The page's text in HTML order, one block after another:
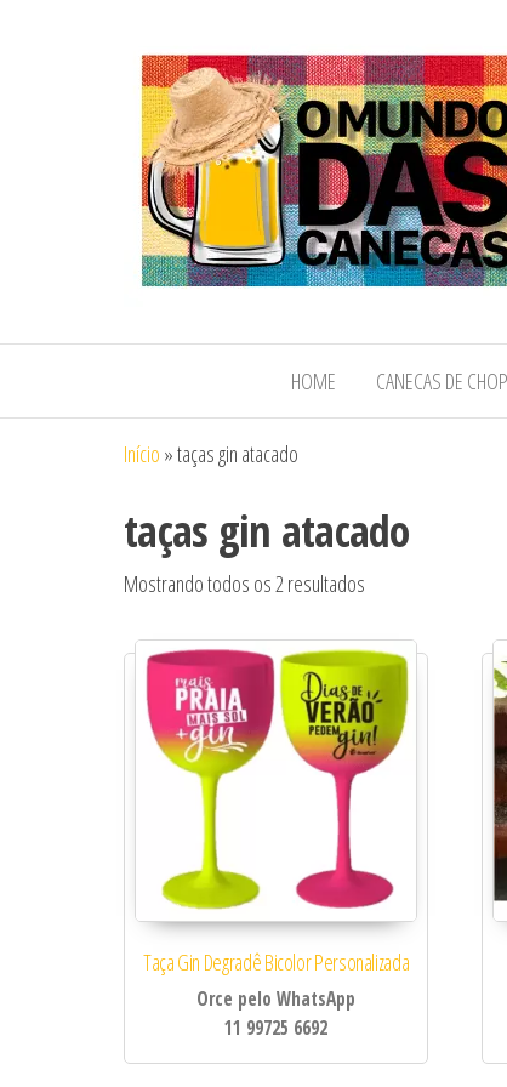
Personalizados
Canecas de
HOME CANECAS DE
Início »taças gin atacado
taças gin atacado
Mostrando todos os 2 resultados
Taça Gin Degradê Bicolor Personalizada
Orce pelo WhatsApp
11 99725 6692